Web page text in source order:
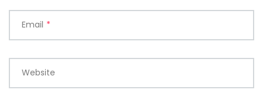
Email *
Website